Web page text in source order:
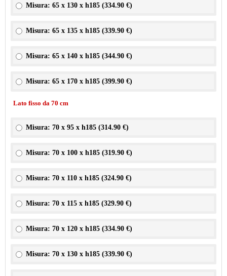
Misura: 65 x 130 x h185 (334.90 €)
Misura: 65 x 135 x h185 (339.90 €)
Misura: 65 x 140 x h185 (344.90 €)
Misura: 65 x 170 x h185 (399.90 €)
Lato fisso da 70 cm
Misura: 70 x 95 x h185 (314.90 €)
Misura: 70 x 100 x h185 (319.90 €)
Misura: 70 x 110 x h185 (324.90 €)
Misura: 70 x 115 x h185 (329.90 €)
Misura: 70 x 120 x h185 (334.90 €)
Misura: 70 x 130 x h185 (339.90 €)